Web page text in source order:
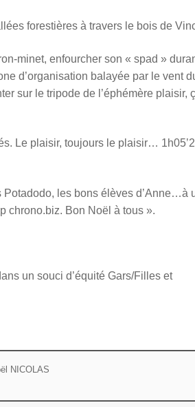
forestières à travers le bois de
minet, enfourcher son « spad »
d’organisation balayée par le vent
sur le tripode de l’éphémère plaisir,
Le plaisir, toujours le plaisir…
les bons élèves d’Anne…à
chrono.biz. Bon Noël à tous ».
un souci d’équité Gars/Filles et
NICOLAS